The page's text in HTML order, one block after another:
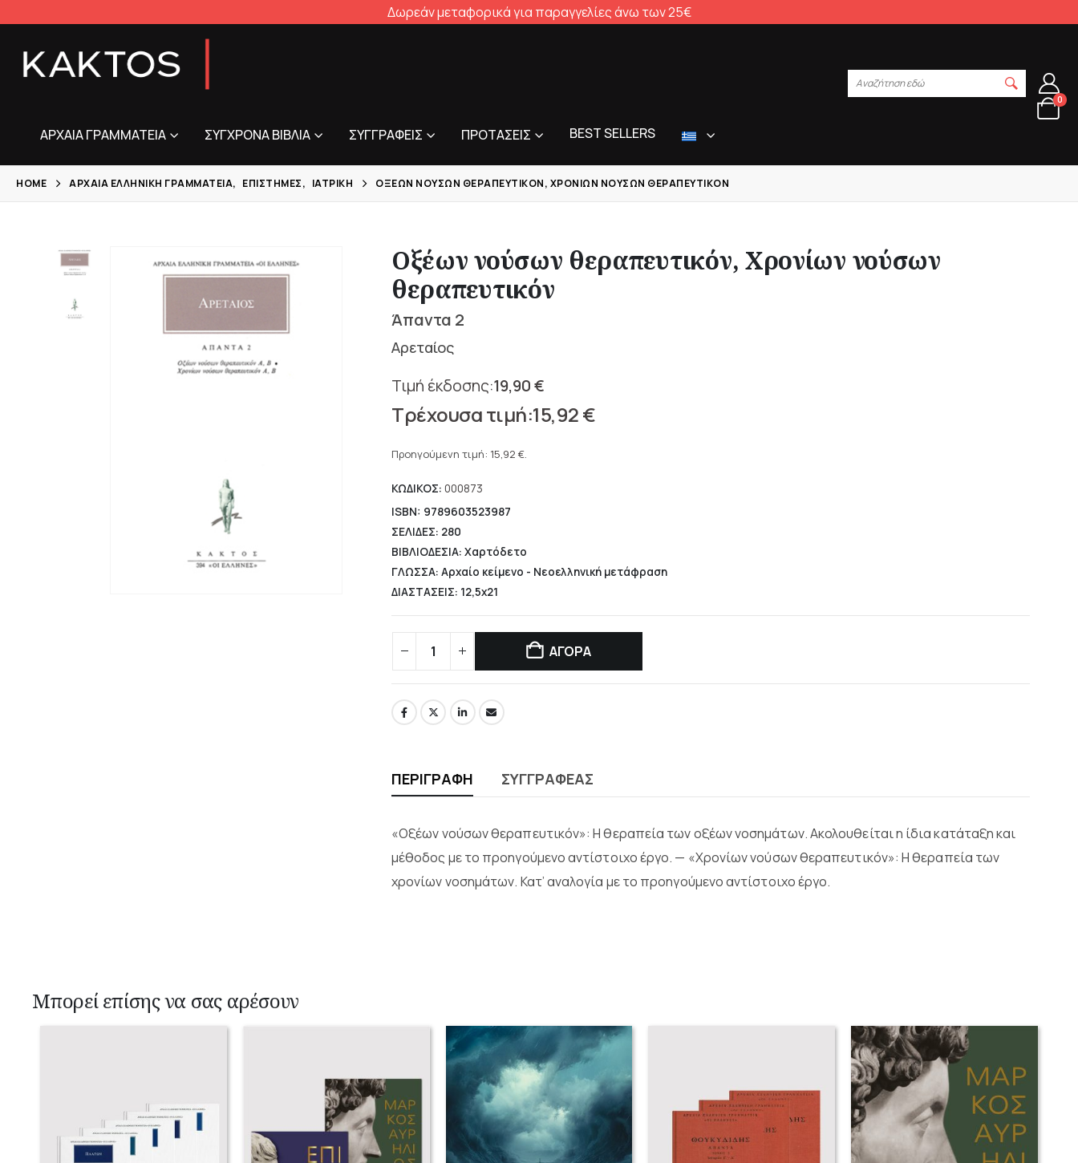
Δωρεάν μεταφορικά για παραγγελίες άνω των 25€
ΑΡΧΑΊΑ ΓΡΑΜΜΑΤΕΊΑ ΣΎΓΧΡΟΝΑ ΒΙΒΛΊΑ ΣΥΓΓΡΑΦΕΊΣ ΠΡΟΤΆΣΕΙΣ BEST SELLERS
Αναζήτηση εδώ
0
HOME ΑΡΧΑΊΑ ΕΛΛΗΝΙΚΉ ΓΡΑΜΜΑΤΕΊΑ, ΕΠΙΣΤΉΜΕΣ, ΙΑΤΡΙΚΉ ΟΞΈΩΝ ΝΟΎΣΩΝ ΘΕΡΑΠΕΥΤΙΚΌΝ, ΧΡΟΝΊΩΝ ΝΟΎΣΩΝ ΘΕΡΑΠΕΥΤΙΚΌΝ
Οξέων νούσων θεραπευτικόν, Χρονίων νούσων
θεραπευτικόν
Άπαντα 2
Αρεταίος
19,90€
Original
price
was:
19,90 €.
15,92€
τρέχουσα
είναι:
15,92 €.
Προηγούμενη τιμή: 15,92 €.
ΚΩΔΙΚΟΣ: 000873
ISBN: 9789603523987
ΣΕΛΙΔΕΣ: 280
ΒΙΒΛΙΟΔΕΣΙΑ: Χαρτόδετο
ΓΛΩΣΣΑ: Αρχαίο κείμενο - Νεοελληνική μετάφραση
ΔΙΑΣΤΑΣΕΙΣ: 12,5x21
ΑΓΟΡΑ
ΠΕΡΙΓΡΑΦΉ ΣΥΓΓΡΑΦΈΑΣ
«Οξέων νούσων θεραπευτικόν»: Η θεραπεία των οξέων νοσημάτων. Ακολουθείται η ίδια κατάταξη και
μέθοδος με το προηγούμενο αντίστοιχο έργο. — «Χρονίων νούσων θεραπευτικόν»: Η θεραπεία των
χρονίων νοσημάτων. Κατ’ αναλογία με το προηγούμενο αντίστοιχο έργο.
Μπορεί επίσης να σας αρέσουν